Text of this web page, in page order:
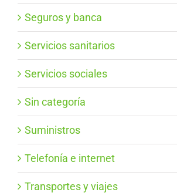
Seguros y banca
Servicios sanitarios
Servicios sociales
Sin categoría
Suministros
Telefonía e internet
Transportes y viajes